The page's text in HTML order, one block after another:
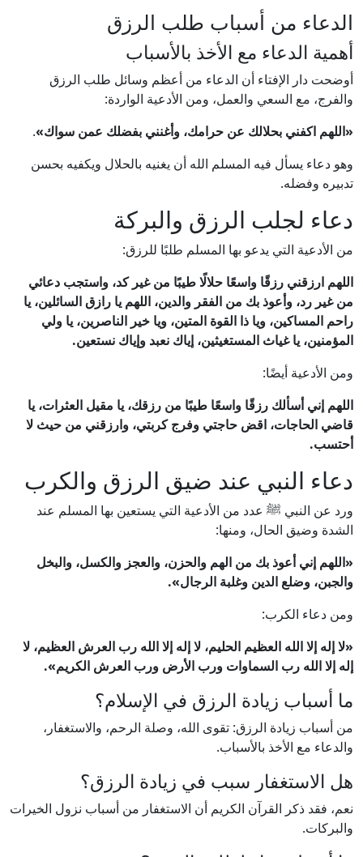
الدعاء من أسباب طلب الرزق
أهمية الدعاء مع الأخذ بالأسباب
أوضحت دار الإفتاء أن الدعاء من أعظم وسائل طلب الرزق
والفرج، مع السعي والعمل، ومن الأدعية الواردة:
«اللهم اكفني بحلالك عن حرامك، وأغنني بفضلك عمن سواك».
وهو دعاء يسأل فيه المسلم الله أن يغنيه بالحلال ويكفيه بحسن
تدبيره وفضله.
دعاء لجلب الرزق والبركة
من الأدعية التي يدعو بها المسلم طلبًا للرزق:
اللهم ارزقني رزقًا واسعًا حلالًا طيبًا من غير كد، واستجب دعائي
من غير رد، وأعوذ بك من الفقر والدين، اللهم يا رازق السائلين، يا
راحم المساكين، ويا ذا القوة المتين، ويا خير الناصرين، يا ولي
المؤمنين، يا غياث المستغيثين، إياك نعبد وإياك نستعين.
ومن الأدعية أيضًا:
اللهم إني أسألك رزقًا واسعًا طيبًا من رزقك، يا مقيل العثرات، يا
قاضي الحاجات، اقض حاجتي وفرج كربتي، وارزقني من حيث لا
أحتسب.
دعاء النبي عند ضيق الرزق والكرب
ورد عن النبي ﷺ عدد من الأدعية التي يستعين بها المسلم عند
الشدة وضيق الحال، ومنها:
«اللهم إني أعوذ بك من الهم والحزن، والعجز والكسل، والبخل
والجبن، وضلع الدين وغلبة الرجال».
ومن دعاء الكرب:
«لا إله إلا الله العظيم الحليم، لا إله إلا الله رب العرش العظيم، لا
إله إلا الله رب السماوات ورب الأرض ورب العرش الكريم».
ما أسباب زيادة الرزق في الإسلام؟
من أسباب زيادة الرزق: تقوى الله، وصلة الرحم، والاستغفار،
والدعاء مع الأخذ بالأسباب.
هل الاستغفار سبب في زيادة الرزق؟
نعم، فقد ذكر القرآن الكريم أن الاستغفار من أسباب نزول الخيرات
والبركات.